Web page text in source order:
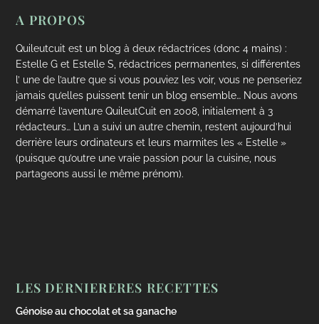
A PROPOS
Quileutcuit est un blog à deux rédactrices (donc 4 mains) :
Estelle G et Estelle S, rédactrices permanentes, si différentes
l’ une de l’autre que si vous pouviez les voir, vous ne penseriez
jamais qu’elles puissent tenir un blog ensemble… Nous avons
démarré l’aventure QuileutCuit en 2008, initialement à 3
rédacteurs… L’un a suivi un autre chemin, restent aujourd’hui
derrière leurs ordinateurs et leurs marmites les « Estelle »
(puisque qu’outre une vraie passion pour la cuisine, nous
partageons aussi le même prénom).
LES DERNIERERES RECETTES
Génoise au chocolat et sa ganache